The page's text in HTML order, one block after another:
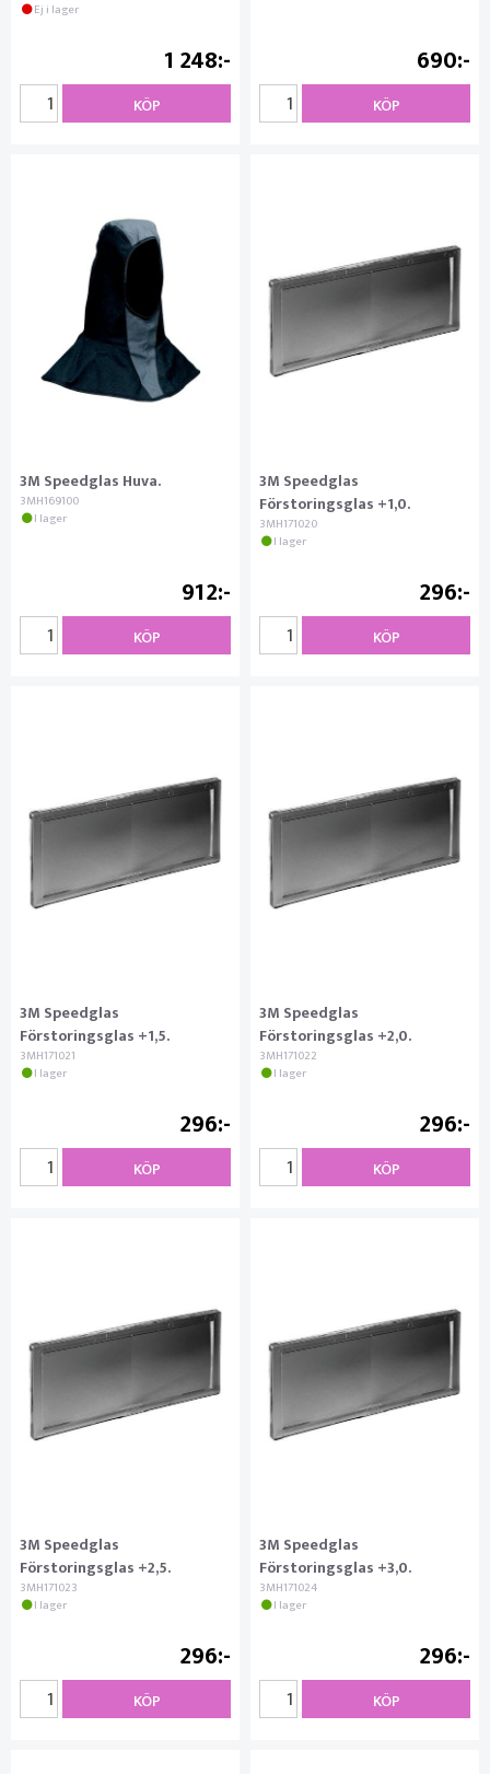
Ej i lager
1 248
KÖP
690
KÖP
3M Speedglas Huva.
3MH169100
I lager
912
KÖP
3M Speedglas
Förstoringsglas +1,0.
3MH171020
I lager
296
KÖP
3M Speedglas
Förstoringsglas +1,5.
3MH171021
I lager
296
KÖP
3M Speedglas
Förstoringsglas +2,0.
3MH171022
I lager
296
KÖP
3M Speedglas
Förstoringsglas +2,5.
3MH171023
I lager
296
KÖP
3M Speedglas
Förstoringsglas +3,0.
3MH171024
I lager
296
KÖP